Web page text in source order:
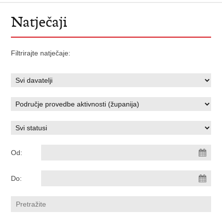
Natječaji
Filtrirajte natječaje:
Od:
Do: